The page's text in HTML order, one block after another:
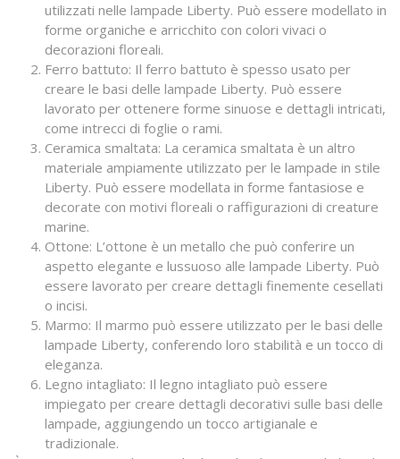
utilizzati nelle lampade Liberty. Può essere modellato in
forme organiche e arricchito con colori vivaci o
decorazioni floreali.
Ferro battuto: Il ferro battuto è spesso usato per
creare le basi delle lampade Liberty. Può essere
lavorato per ottenere forme sinuose e dettagli intricati,
come intrecci di foglie o rami.
Ceramica smaltata: La ceramica smaltata è un altro
materiale ampiamente utilizzato per le lampade in stile
Liberty. Può essere modellata in forme fantasiose e
decorate con motivi floreali o raffigurazioni di creature
marine.
Ottone: L’ottone è un metallo che può conferire un
aspetto elegante e lussuoso alle lampade Liberty. Può
essere lavorato per creare dettagli finemente cesellati
o incisi.
Marmo: Il marmo può essere utilizzato per le basi delle
lampade Liberty, conferendo loro stabilità e un tocco di
eleganza.
Legno intagliato: Il legno intagliato può essere
impiegato per creare dettagli decorativi sulle basi delle
lampade, aggiungendo un tocco artigianale e
tradizionale.